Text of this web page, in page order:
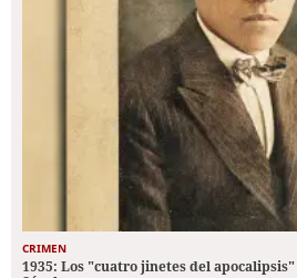
CRIMEN
1935: Los "cuatro jinetes del